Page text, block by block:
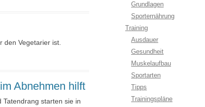
den Vegetarier ist.
Abnehmen hilft
starten sie in
Grundlagen
Sporternährung
Training
Ausdauer
Gesundheit
Muskelaufbau
Sportarten
Tipps
Trainingspläne